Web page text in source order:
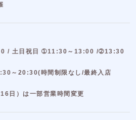
/ 土日祝日 ➀11:30～13:00 /➁13:30
～20:30(時間制限なし/最終入店
日）は一部営業時間変更